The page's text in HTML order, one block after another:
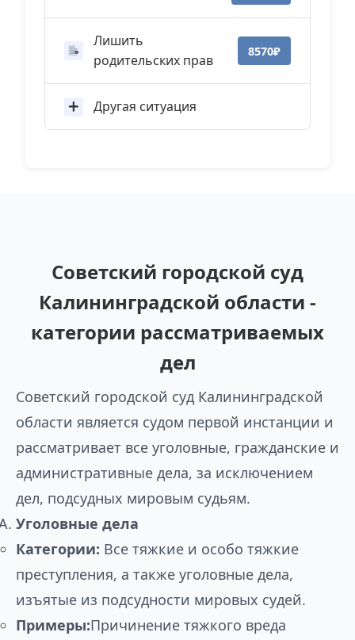
Лишить
родительских прав
8570₽
Другая ситуация
Советский городской суд
Калининградской области -
категории рассматриваемых
дел
Советский городской суд Калининградской
области является судом первой инстанции и
рассматривает все уголовные, гражданские и
административные дела, за исключением
дел, подсудных мировым судьям.
Уголовные дела
Категории: Все тяжкие и особо тяжкие
преступления, а также уголовные дела,
изъятые из подсудности мировых судей.
Примеры:Причинение тяжкого вреда